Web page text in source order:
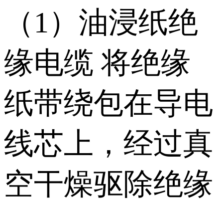
（1）油浸纸绝
缘电缆 将绝缘
纸带绕包在导电
线芯上，经过真
空干燥驱除绝缘